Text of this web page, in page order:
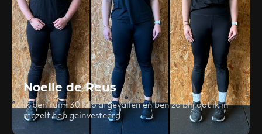
Noelle de Reus
Ik ben ruim 30 kilo afgevallen en ben zo blij dat ik in
mezelf heb geinvesteerd